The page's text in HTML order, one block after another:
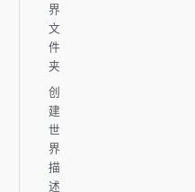
界
文
件
夹
创
建
世
界
描
述